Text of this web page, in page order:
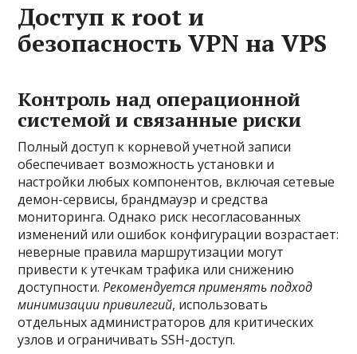
Доступ к root и
безопасность VPN на VPS
Контроль над операционной
системой и связанные риски
Полный доступ к корневой учетной записи
обеспечивает возможность установки и
настройки любых компонентов, включая сетевые
демон-сервисы, брандмауэр и средства
мониторинга. Однако риск несогласованных
изменений или ошибок конфигурации возрастает:
неверные правила маршрутизации могут
привести к утечкам трафика или снижению
доступности.Рекомендуется применять подход
минимизации привилегий, использовать
отдельных администраторов для критических
узлов и ограничивать SSH-доступ.